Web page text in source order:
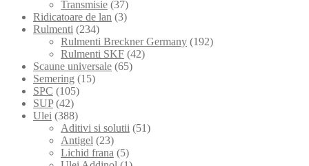
Transmisie (37)
Ridicatoare de lan (3)
Rulmenti (234)
Rulmenti Breckner Germany (192)
Rulmenti SKF (42)
Scaune universale (65)
Semering (15)
SPC (105)
SUP (42)
Ulei (388)
Aditivi si solutii (51)
Antigel (23)
Lichid frana (5)